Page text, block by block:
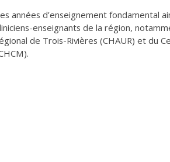
années d’enseignement fondamental
enseignants de la région,
de Trois-Rivières (CHAUR) et du